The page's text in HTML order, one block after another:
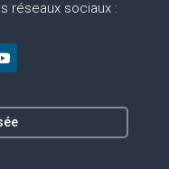
réseaux sociaux :